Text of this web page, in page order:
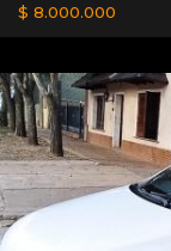
$ 8.000.000